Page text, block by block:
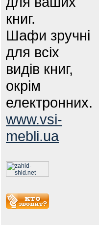
книг.
Шафи зручні
для всіх
видів книг,
окрім
електронних.
www.vsi-
mebli.ua